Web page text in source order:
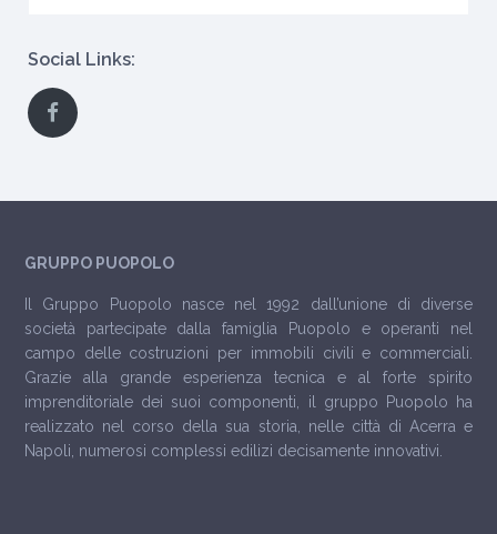
Social Links:
GRUPPO PUOPOLO
Il Gruppo Puopolo nasce nel 1992 dall’unione di diverse
società partecipate dalla famiglia Puopolo e operanti nel
campo delle costruzioni per immobili civili e commerciali.
Grazie alla grande esperienza tecnica e al forte spirito
imprenditoriale dei suoi componenti, il gruppo Puopolo ha
realizzato nel corso della sua storia, nelle città di Acerra e
Napoli, numerosi complessi edilizi decisamente innovativi.